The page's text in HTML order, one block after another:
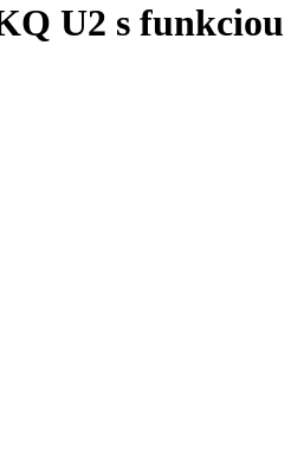
U2 s